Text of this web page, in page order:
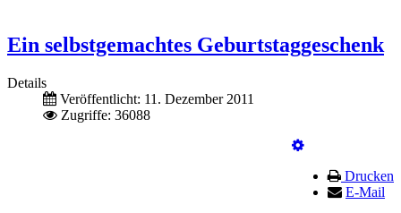
Ein selbstgemachtes Geburtstaggeschenk
Details
Veröffentlicht: 11. Dezember 2011
Zugriffe: 36088
Drucken
E-Mail